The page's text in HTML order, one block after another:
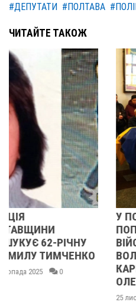
#ДЕПУТАТИ #ПОЛТАВА
ЧИТАЙТЕ ТАКОЖ
У ПОЛТАВІ
ПОПРОЩАЛИСЯ ІЗ
ВІЙСЬКОВИМИ
ВОЛОДИМИРОМ
КАРЕНГІНИМ ТА
ОЛЕГОМ ЛІЩИНСЬКИМ